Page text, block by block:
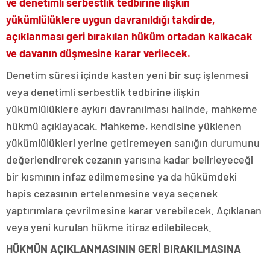
yükümlülüklere uygun davranıldığı takdirde,
açıklanması geri bırakılan hüküm ortadan kalkacak
ve davanın düşmesine karar verilecek.
Denetim süresi içinde kasten yeni bir suç işlenmesi
veya denetimli serbestlik tedbirine ilişkin
yükümlülüklere aykırı davranılması halinde, mahkeme
hükmü açıklayacak. Mahkeme, kendisine yüklenen
yükümlülükleri yerine getiremeyen sanığın durumunu
değerlendirerek cezanın yarısına kadar belirleyeceği
bir kısmının infaz edilmemesine ya da hükümdeki
hapis cezasının ertelenmesine veya seçenek
yaptırımlara çevrilmesine karar verebilecek. Açıklanan
veya yeni kurulan hükme itiraz edilebilecek.
HÜKMÜN AÇIKLANMASININ GERİ BIRAKILMASINA